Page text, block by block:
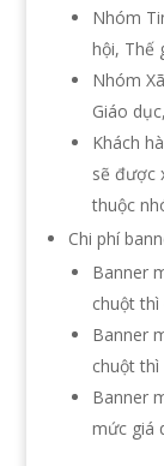
Nhóm
hội, Thế
Nhóm
Giáo
Khách
sẽ được
thuộc
Chi phí
Banner
chuột thì
Banner
chuột thì
Banner
mức giá